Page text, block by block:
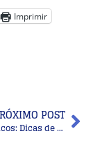
Imprimir
POST
23 Looks Básicos: Dicas de Peças Fáceis de Usar e Fáceis de Combinar